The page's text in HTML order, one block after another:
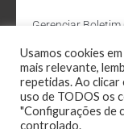
Gerenciar Boletim
Departamento de
Administração
Webmail
Usamos cookies
mais relevante,
repetidas. Ao clicar
uso de TODOS os
"Configurações de
controlado.